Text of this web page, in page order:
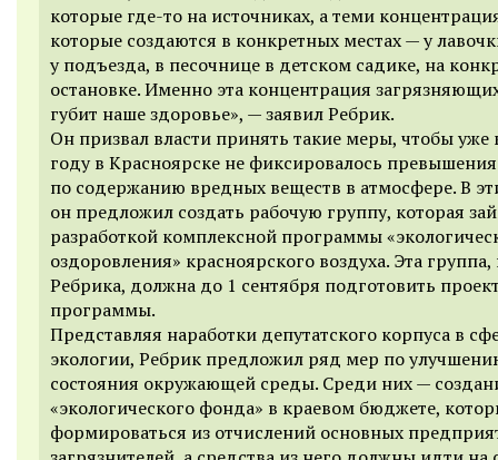
которые где-то на источниках, а теми
которые создаются в конкретных местах — у
у подъезда, в песочнице в детском садике, на
остановке. Именно эта концентрация
губит наше здоровье», —заявил Ребрик.
Он призвал власти принять такие меры, чтобы уже
году в Красноярске не фиксировалось
по содержанию вредных веществ в атмосфере. В
он предложил создать рабочую группу, которая
разработкой комплексной программы
оздоровления» красноярского воздуха. Эта
Ребрика, должна до 1 сентября подготовить
программы.
Представляя наработки депутатского корпуса в
экологии, Ребрик предложил ряд мер по
состояния окружающей среды. Среди них —
«экологического фонда» в краевом бюджете,
формироваться из отчислений основных